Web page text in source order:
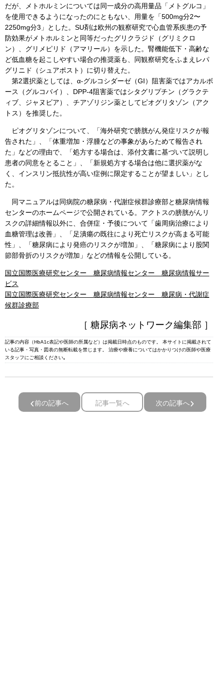
だが、メトホルミンについては同一成分の高用量品「メトグルコ」
を使用できるようになったのにともない、用量を「500mg分2〜
2250mg分3」とした。SU剤は欧州の観察研究で心血管系疾患の予
防効果がメトホルミンと同等だったグリクラジド（グリミクロ
ン）、グリメピリド（アマリール）を示した。腎機能低下・高齢な
ど低血糖を起こしやすい場合の推奨薬も、同観察研究をふまえレパ
グリニド（シュアポスト）に切り替えた。
第2選択薬としては、α-グルコシダーゼ（GI）阻害薬ではアカルボ
ース（グルコバイ）、DPP-4阻害薬ではシタグリプチン（グラクテ
ィブ、ジャヌビア）、チアゾリジン薬としてピオグリタゾン（アク
トス）を推奨した。
ピオグリタゾンについて、「海外研究で膀胱がん発症リスクが報
告された」、「体重増加・浮腫などの事象があらためて報告され
た」などの理由で、「処方する場合は、添付文書に基づいて説明し
患者の同意をとること」、「新規処方する場合は他に選択薬がな
く、インスリン抵抗性が高い症例に限定することが望ましい」とし
た。
同マニュアルは同病院の糖尿病・代謝症候群診療部と糖尿病情報
センターのホームページで公開されている。アクトスの膀胱がんリ
スクの詳細情報以外に、合併症・予後について「歯周病治療により
血糖管理は改善」、「足潰瘍の既往により死亡リスクが高まる可能
性」、「糖尿病により発癌のリスクが増加」、「糖尿病により股関
節部骨折のリスクが増加」などの情報を公開している。
国立国際医療研究センター 糖尿病情報センター 糖尿病情報サー
ビス
国立国際医療研究センター 糖尿病情報センター 糖尿病・代謝症
候群診療部
［ 糖尿病ネットワーク編集部 ］
記事の内容（HbA1c表記や医師の所属など）は掲載日時点のものです。 本サイトに掲載されて
いる記事・写真・図表の無断転載を禁じます。 治療や療養についてはかかりつけの医師や医療
スタッフにご相談ください｡
前の記事へ 記事一覧へ 次の記事へ